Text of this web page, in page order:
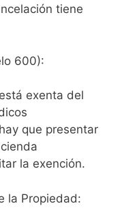
tiene
600):
exenta del
que presentar
la exención.
la Propiedad: